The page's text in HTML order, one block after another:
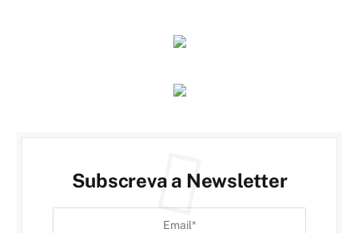
Subscreva a Newsletter